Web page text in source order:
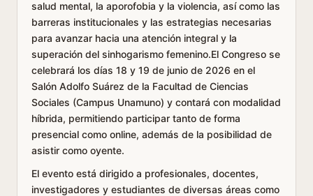
salud mental, la aporofobia y la violencia, así como las
barreras institucionales y las estrategias necesarias
para avanzar hacia una atención integral y la
superación del sinhogarismo femenino.El Congreso se
celebrará los días 18 y 19 de junio de 2026 en el
Salón Adolfo Suárez de la Facultad de Ciencias
Sociales (Campus Unamuno) y contará con modalidad
híbrida, permitiendo participar tanto de forma
presencial como online, además de la posibilidad de
asistir como oyente.
El evento está dirigido a profesionales, docentes,
investigadores y estudiantes de diversas áreas como